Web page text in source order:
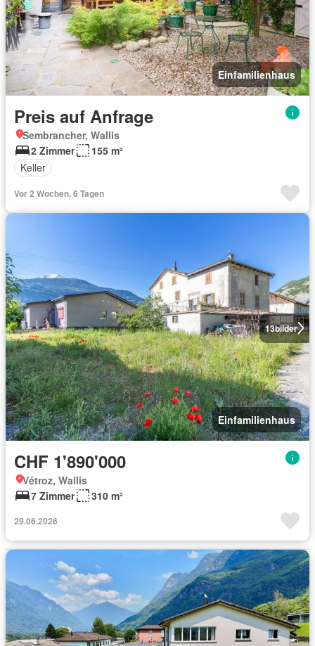
Einfamilienhaus
Preis auf Anfrage
Sembrancher, Wallis
2 Zimmer
155 m²
Keller
Vor 2 Wochen, 6 Tagen
13bilder
Einfamilienhaus
CHF 1'890'000
Vétroz, Wallis
7 Zimmer
310 m²
29.06.2026